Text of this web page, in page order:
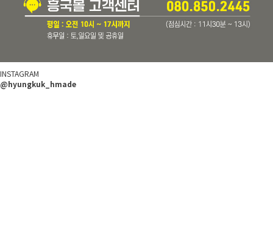
INSTAGRAM
@hyungkuk_hmade